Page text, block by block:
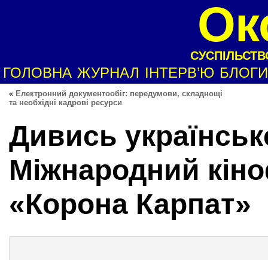
ГОЛОВНА ЖУРНАЛ ІНТЕРВ’Ю БЛОГИ
« Електронний документообіг: передумови, складнощі
та необхідні кадрові ресурси
Дивись
Міжнародний
«Корона Карпат»